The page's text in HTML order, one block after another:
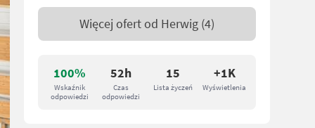
100%
Wskaźnik
odpowiedzi
52h
Czas
odpowiedzi
15
Lista życzeń
+1K
Wyświetlenia
Więcej ofert od Herwig (4)